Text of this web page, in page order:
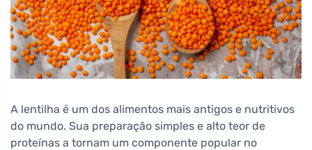
A lentilha é um dos alimentos mais antigos e nutritivos
do mundo. Sua preparação simples e alto teor de
proteínas a tornam um componente popular no